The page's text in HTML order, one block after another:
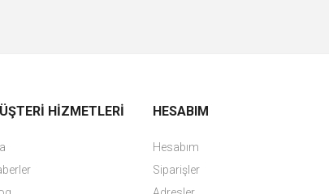
HIZMETLERI HESABIM
Hesabım
Siparişler